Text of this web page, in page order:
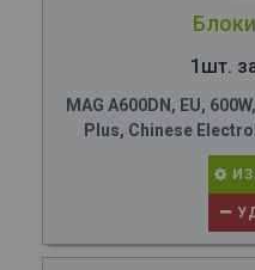
1шт.
MAG A600DN, EU,
Plus, Chinese